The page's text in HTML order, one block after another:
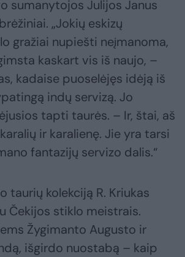
sumanytojos Julijos Janus
„Jokių eskizų
gražiai nupiešti neįmanoma,
kaskart vis iš naujo, –
kadaise puoselėjęs idėją iš
indų servizą. Jo
tapti taurės. – Ir, štai, aš
ir karalienę. Jie yra tarsi
fantazijų servizo dalis.“
taurių kolekciją R. Kriukas
Čekijos stiklo meistrais.
Žygimanto Augusto ir
išgirdo nuostabą – kaip